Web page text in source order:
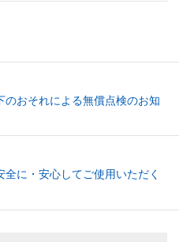
おそれによる無償点検のお知
に・安心してご使用いただく